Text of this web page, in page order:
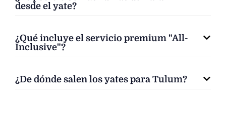
desde el yate?
¿Qué incluye el servicio premium "All-
Inclusive"?
¿De dónde salen los yates para Tulum?